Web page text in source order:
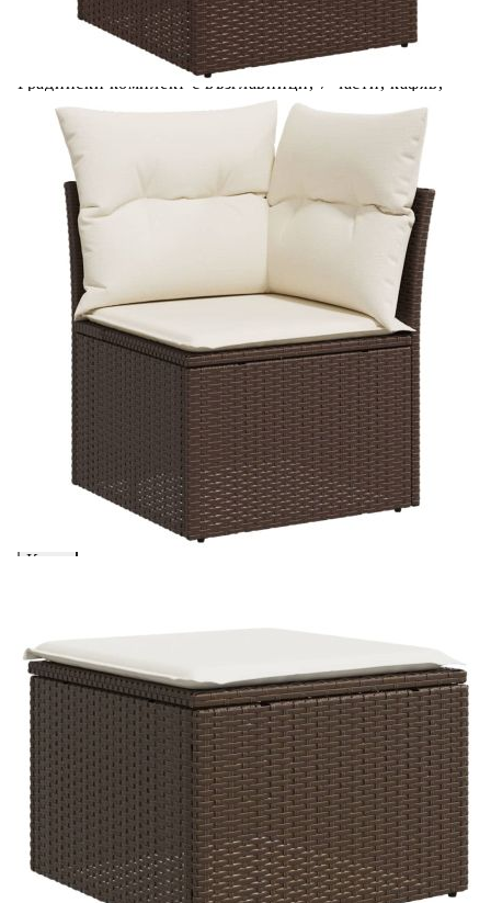
Купи на изплащане
Градински комплект с възглавници, 7 части, кафяв,
Please select credit institution
Цена на продукта:
Extraction of information from credit institutions
Предоставената таблица е с информационна цел.
Добавете продукта в количката си с бутона "Добави в
количката" и при поръчка ще можете да изберете броя
вноски на кредита.
Acest tabel are caracter informativ. Adăugați produsul în
coșul de cumpărături unde veți putea selecta detaliile
cererii de creditare.
Предоставената таблица е с информационна цел.
Добавете продукта в количката си с бутона "Добави в
количката" и при поръчка ще можете да изберете броя
вноски на кредита.
Предоставената таблица е с информационна цел.
Добавете продукта в количката си с бутона "Добави в
количката" и при поръчка ще можете да изберете броя
вноски на кредита.
вноски на кредита.
Предоставената таблица е с информационна цел.
Добавете продукта в количката си с бутона "Добави в
количката" и при поръчка ще можете да изберете броя
вноски на кредита.
Когато плащате с NewPay, всъщност NewPay плаща
поръчката Ви вместо Вас. Вие я получавате и
разполагате с три начина да я платите към тях:
Отложено до 30 дни от момента на изпращане на
поръчката без оскъпяване. За покупки на стойност до
400 лв. / €204,52